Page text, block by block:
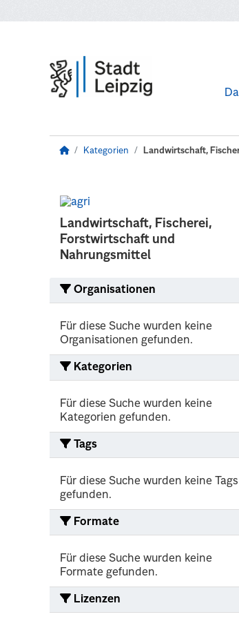
Kategorien Landwirtschaft,
Landwirtschaft, Fischerei,
Forstwirtschaft und
Nahrungsmittel
Organisationen
Für diese Suche wurden keine
Organisationen gefunden.
Kategorien
Für diese Suche wurden keine
Kategorien gefunden.
Tags
Für diese Suche wurden keine Tags
gefunden.
Formate
Für diese Suche wurden keine
Formate gefunden.
Lizenzen